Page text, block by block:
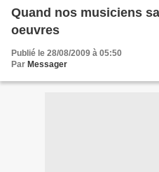
Quand nos musiciens
oeuvres
Publié le 28/08/2009 à 05:50
Par Messager